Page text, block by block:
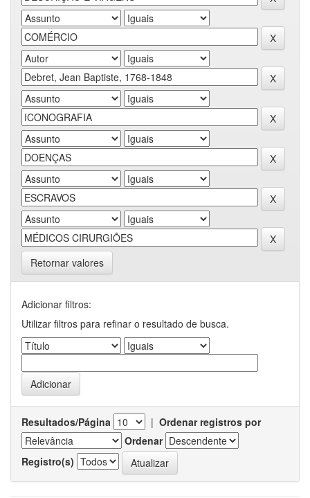
Retornar valores
Adicionar filtros:
Utilizar filtros para refinar o resultado de busca.
Resultados/Página | Ordenar registros por
Ordenar
Registro(s)